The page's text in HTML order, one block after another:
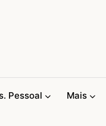
Pessoal Mais